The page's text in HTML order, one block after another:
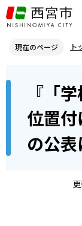
こ
の
ジ
す
現在のページ ト
『「学校」の都市
ら
『「
位置付
の公